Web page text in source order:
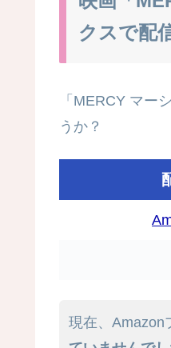
クスで配
「MERCY マー
うか？
現在、Amazon